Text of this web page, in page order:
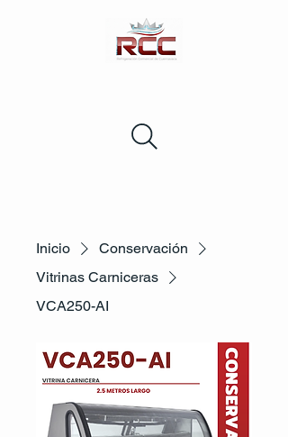
Inicio
Conservación
Vitrinas Carniceras
VCA250-AI